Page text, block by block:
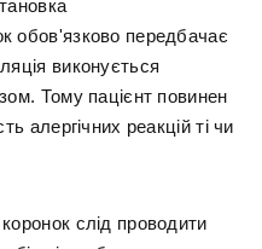
обов'язково передбачає
виконується
Тому пацієнт повинен
алергічних реакцій ті чи
слід проводити